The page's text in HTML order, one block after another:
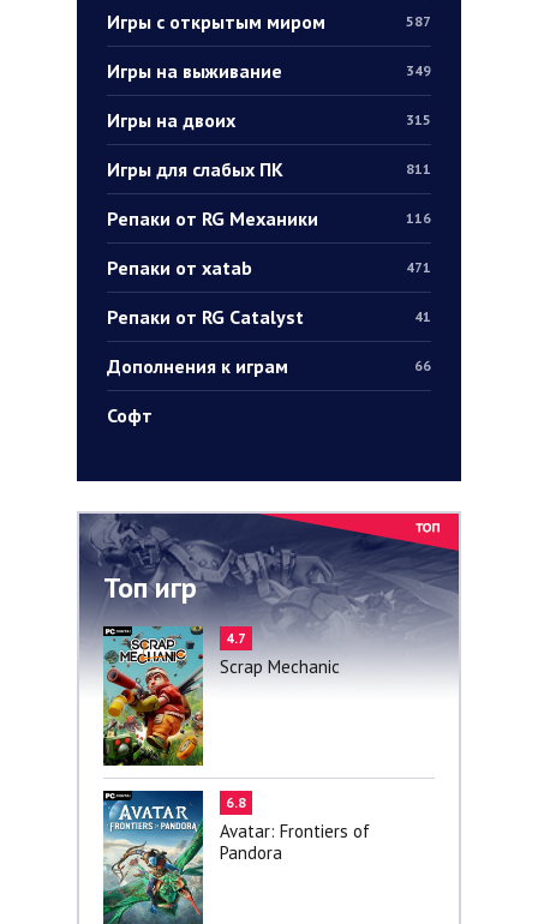
Игры с открытым миром 587
Игры на выживание 349
Игры на двоих 315
Игры для слабых ПК 811
Репаки от RG Механики 116
Репаки от xatab 471
Репаки от RG Catalyst 41
Дополнения к играм 66
Софт
Топ игр
4.7
Scrap Mechanic
6.8
Avatar: Frontiers of
Pandora